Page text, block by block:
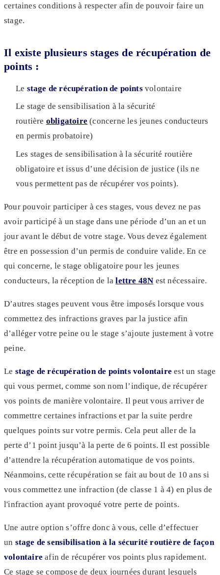
certaines conditions à respecter afin de pouvoir faire un
stage.
Il existe plusieurs stages de récupération de
points :
Le stage de récupération de pointsvolontaire
Le stage de sensibilisation à la sécurité
routière obligatoire (concerne les jeunes conducteurs
en permis probatoire)
Les stages de sensibilisation à la sécurité routière
obligatoire et issus d’une décision de justice (ils ne
vous permettent pas de récupérer vos points).
Pour pouvoir participer à ces stages, vous devez ne pas
avoir participé à un stage dans une période d’un an et un
jour avant le début de votre stage. Vous devez également
être en possession d’un permis de conduire valide. En ce
qui concerne, le stage obligatoire pour les jeunes
conducteurs, la réception de lalettre 48N est nécessaire.
D’autres stages peuvent vous être imposés lorsque vous
commettez des infractions graves par la justice afin
d’alléger votre peine ou le stage s’ajoute justement à votre
peine.
Le stage de récupération de points volontaireest un stage
qui vous permet, comme son nom l’indique, de récupérer
vos points de manière volontaire. Il peut vous arriver de
commettre certaines infractions et par la suite perdre
quelques points sur votre permis. Cela peut aller de la
perte d’1 point jusqu’à la perte de 6 points. Il est possible
d’attendre la récupération automatique de vos points.
Néanmoins, cette récupération se fait au bout de 10 ans si
vous commettez une infraction (de classe 1 à 4) en plus de
l'infraction ayant provoqué votre perte de points.
Une autre option s’offre donc à vous, celle d’effectuer
un stage de sensibilisation à la sécurité routière de façon
volontaire afin de récupérer vos points plus rapidement.
Ce stage se compose de deux journées durant lesquels